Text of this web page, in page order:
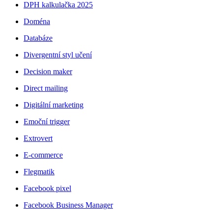
DPH kalkulačka 2025
Doména
Databáze
Divergentní styl učení
Decision maker
Direct mailing
Digitální marketing
Emoční trigger
Extrovert
E-commerce
Flegmatik
Facebook pixel
Facebook Business Manager